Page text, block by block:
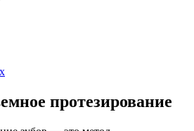
протезирование